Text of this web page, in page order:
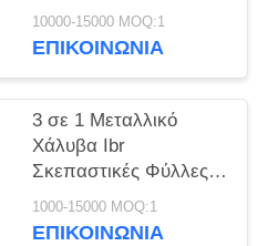
μεταλλικής οροφής
Roll Forming Machine
χαλύβδινο πλακάκι
10000-15000 MOQ:1
ΕΠΙΚΟΙΝΩΝΙΑ
3 σε 1 Μεταλλικό
Χάλυβα Ibr
Σκεπαστικές Φύλλες
Roll Forming Μηχανή
με Τρία Προφίλ
1000-15000 MOQ:1
ΕΠΙΚΟΙΝΩΝΙΑ